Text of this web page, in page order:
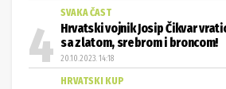
SVAKA ČAST
Hrvatski vojnik Josip Čikvar
sa zlatom, srebrom i broncom!
20.10.2023. 14:18
HRVATSKI KUP